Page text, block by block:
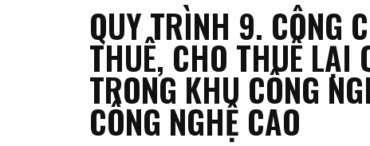
QUY TRÌNH 9. CÔNG
THUÊ, CHO THUÊ LẠI
TRONG KHU CÔNG
CÔNG NGHỆ CAO